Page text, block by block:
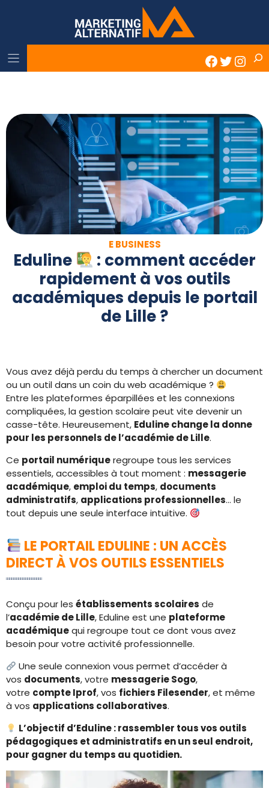
Twitter
E BUSINESS
Eduline
: comment accéder
rapidement à vos outils
académiques depuis le portail
de Lille ?
Vous avez déjà perdu du temps à chercher un document
ou un outil dans un coin du web académique ?
Entre les plateformes éparpillées et les connexions
compliquées, la gestion scolaire peut vite devenir un
casse-tête. Heureusement, Eduline change la donne
pour les personnels de l’académie de Lille.
Ce portail numériqueregroupe tous les services
essentiels, accessibles à tout moment : messagerie
académique, emploi du temps, documents
administratifs, applications professionnelles… le
tout depuis une seule interface intuitive.
LE PORTAIL EDULINE : UN ACCÈS
DIRECT À VOS OUTILS ESSENTIELS
Conçu pour les établissements scolaires de
l’académie de Lille, Eduline est une plateforme
académiquequi regroupe tout ce dont vous avez
besoin pour votre activité professionnelle.
Une seule connexion vous permet d’accéder à
vos documents, votre messagerie Sogo,
votre compte Iprof, vos fichiers Filesender, et même
à vos applications collaboratives.
L’objectif d’Eduline : rassembler tous vos outils
pédagogiques et administratifs en un seul endroit,
pour gagner du temps au quotidien.